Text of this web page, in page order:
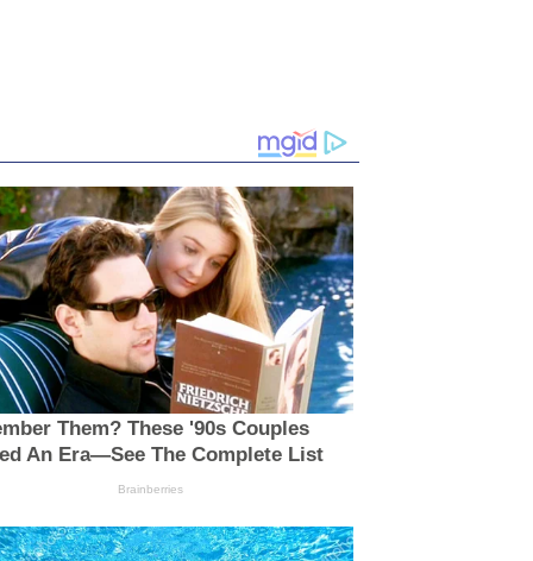
Them? These '90s Couples
An Era—See The Complete List
Brainberries